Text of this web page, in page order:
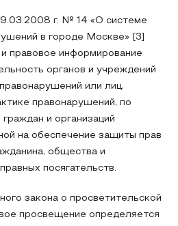
г. № 14 «О системе
в городе Москве» [3]
правовое информирование
органов и учреждений
или лиц,
правонарушений, по
и организаций
на обеспечение защиты прав
общества и
посягательств.
закона о просветительской
просвещение определяется